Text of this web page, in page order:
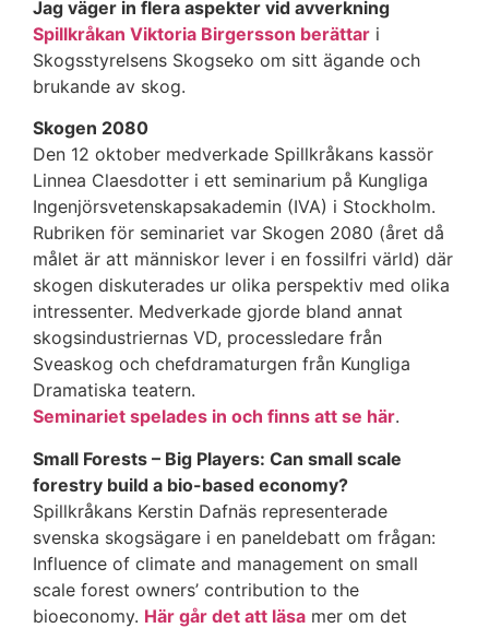
Jag väger in flera aspekter vid avverkning​
Spillkråkan Viktoria Birgersson berättar i
Skogsstyrelsens Skogseko om sitt ägande och
brukande av skog.
Skogen 2080
Den 12 oktober medverkade Spillkråkans kassör
Linnea Claesdotter i ett seminarium på Kungliga
Ingenjörsvetenskapsakademin (IVA) i Stockholm.
Rubriken för seminariet var Skogen 2080 (året då
målet är att människor lever i en fossilfri värld) där
skogen diskuterades ur olika perspektiv med olika
intressenter. Medverkade gjorde bland annat
skogsindustriernas VD, processledare från
Sveaskog och chefdramaturgen från Kungliga
Dramatiska teatern.
Seminariet spelades in och finns att se här.
Small Forests – Big Players: Can small scale
forestry build a bio-based economy?
Spillkråkans Kerstin Dafnäs representerade
svenska skogsägare i en paneldebatt om frågan:
Influence of climate and management on small
scale forest owners’ contribution to the
bioeconomy. Här går det att läsa mer om det